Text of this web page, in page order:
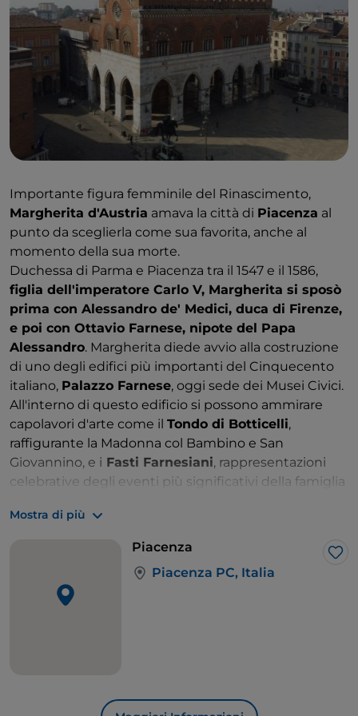
Importante figura femminile del Rinascimento,
Margherita d'Austria amava la città di Piacenza al
punto da sceglierla come sua favorita, anche al
momento della sua morte.
Duchessa di Parma e Piacenza tra il 1547 e il 1586,
figlia dell'imperatore Carlo V, Margherita si sposò
prima con Alessandro de' Medici, duca di Firenze,
e poi con Ottavio Farnese, nipote del Papa
Alessandro. Margherita diede avvio alla costruzione
di uno degli edifici più importanti del Cinquecento
italiano, Palazzo Farnese, oggi sede dei Musei Civici.
All'interno di questo edificio si possono ammirare
capolavori d'arte come il Tondo di Botticelli,
raffigurante la Madonna col Bambino e San
Giovannino, e i Fasti Farnesiani, rappresentazioni
celebrative degli eventi più significativi della famiglia
Il complesso ospita il Museo del Risorgimento, la
Pinacoteca, il Museo delle Carrozze e il Museo
particolare valore è ilFegato etrusco, un modello in
bronzo di fegato di pecora, rara testimonianza delle
due monumenti equestri (l'altro al nipote Ranuccio
Mostra di più
Piacenza
Piacenza PC, Italia